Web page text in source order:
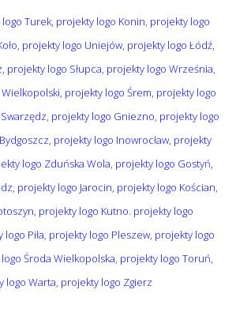
Turek, projekty logo Konin projekty logo
projekty logo Uniejów projekty logo Łódź
projekty logo Słupca projekty logo Września
projekty logo Śrem projekty logo
projekty logo Gniezno projekty logo
projekty logo Inowrocław projekty
logo Zduńska Wola projekty logo Gostyń
projekty logo Jarocin projekty logo Kościan
projekty logo Kutno projekty logo
Piła projekty logo Pleszew, projekty logo
Środa Wielkopolska projekty logo Toruń
logo Warta projekty logo Zgierz